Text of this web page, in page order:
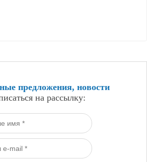
предложения, новости
на рассылку: